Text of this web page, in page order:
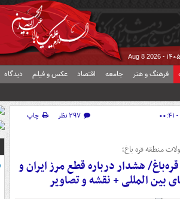
Aug 8 2026
فرهنگ و هنر جامعه اقتصاد عکس و فیلم دیدگاه
۲۹۷ نظر
چاپ
منطقه قره باغ؛
هشدار درباره قطع مرز ایران و
بین المللی + نقشه و تصاویر